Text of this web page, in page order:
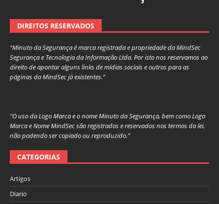
DIREITOS RESERVADOS
“Minuto da Segurança é marca registrada e propriedade da MindSec
Segurança e Tecnologia da Informação Ltda. Por isto nos reservamos ao
direito de apontar alguns links de mídias sociais e outros para as
páginas da MindSec já existentes.”
“O uso da Logo Marca e o nome Minuto da Segurança, bem como Logo
Marca e Nome MindSec são registrados e reservados nos termos da lei,
não podendo ser copiado ou reproduzido.”
CATEGORIAS
Artigos
Diario